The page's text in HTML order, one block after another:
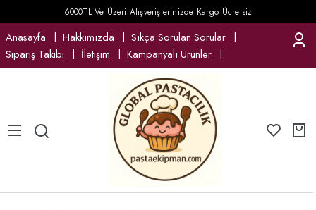
6000TL Ve Üzeri Alışverişlerinizde Kargo Ücretsiz
Anasayfa Hakkımızda
Sıkça Sorulan Sorular
Sipariş Takibi
İletişim Kampanyalı Ürünler